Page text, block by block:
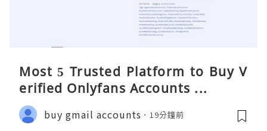
Most 5 Trusted Platform to Buy V
erified Onlyfans Accounts ...
buy gmail accounts 19分鐘前